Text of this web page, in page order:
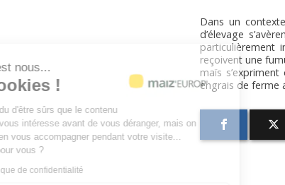
Dans un
d’élevage
particulièrement
reçoivent une
maïs
engrais de ferme
Salut c'est nous...
les Cookies !
On a attendu d'être sûrs que le contenu
de ce site vous intéresse avant de vous déranger, mais on
aimerait bien vous accompagner pendant votre visite...
C'est OK pour vous ?
Lire la politique de confidentialité